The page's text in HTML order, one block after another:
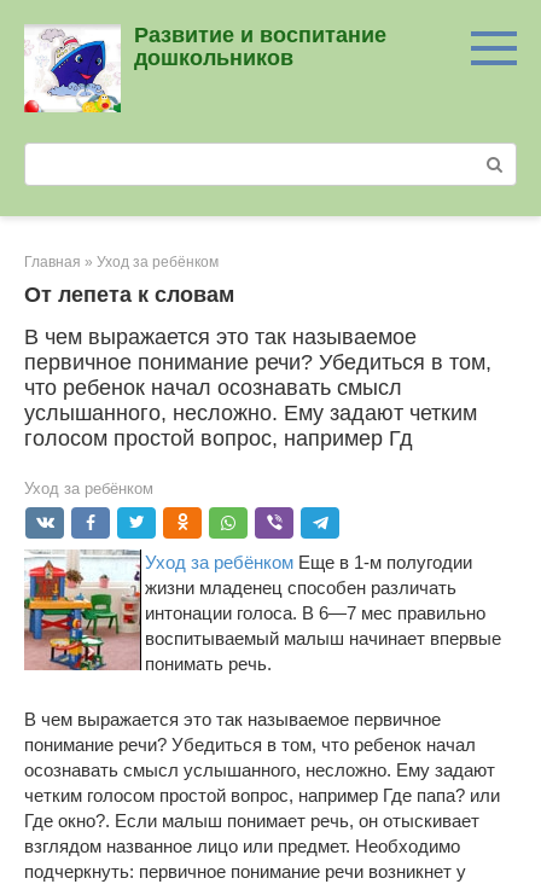
контенту
Развитие и воспитание
дошкольников
Главная » Уход за ребёнком
От лепета к словам
В чем выражается это так называемое
первичное понимание речи? Убедиться в том,
что ребенок начал осознавать смысл
услышанного, несложно. Ему задают четким
голосом простой вопрос, например Гд
Уход за ребёнком
Уход за ребёнком Еще в 1-м полугодии
жизни младенец способен различать
интонации голоса. В 6—7 мес правильно
воспитываемый малыш начинает впервые
понимать речь.
В чем выражается это так называемое первичное
понимание речи? Убедиться в том, что ребенок начал
осознавать смысл услышанного, несложно. Ему задают
четким голосом простой вопрос, например Где папа? или
Где окно?. Если малыш понимает речь, он отыскивает
взглядом названное лицо или предмет. Необходимо
подчеркнуть: первичное понимание речи возникнет у